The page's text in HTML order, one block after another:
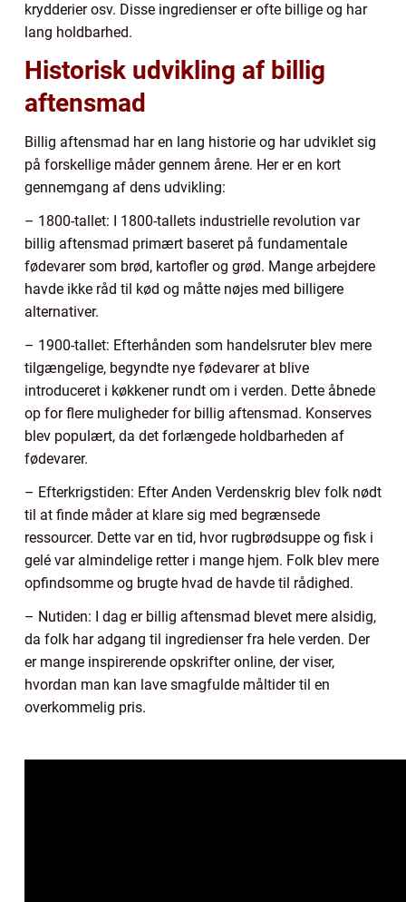
krydderier osv. Disse ingredienser er ofte billige og har
lang holdbarhed.
Historisk udvikling af billig
aftensmad
Billig aftensmad har en lang historie og har udviklet sig
på forskellige måder gennem årene. Her er en kort
gennemgang af dens udvikling:
– 1800-tallet: I 1800-tallets industrielle revolution var
billig aftensmad primært baseret på fundamentale
fødevarer som brød, kartofler og grød. Mange arbejdere
havde ikke råd til kød og måtte nøjes med billigere
alternativer.
– 1900-tallet: Efterhånden som handelsruter blev mere
tilgængelige, begyndte nye fødevarer at blive
introduceret i køkkener rundt om i verden. Dette åbnede
op for flere muligheder for billig aftensmad. Konserves
blev populært, da det forlængede holdbarheden af
fødevarer.
– Efterkrigstiden: Efter Anden Verdenskrig blev folk nødt
til at finde måder at klare sig med begrænsede
ressourcer. Dette var en tid, hvor rugbrødsuppe og fisk i
gelé var almindelige retter i mange hjem. Folk blev mere
opfindsomme og brugte hvad de havde til rådighed.
– Nutiden: I dag er billig aftensmad blevet mere alsidig,
da folk har adgang til ingredienser fra hele verden. Der
er mange inspirerende opskrifter online, der viser,
hvordan man kan lave smagfulde måltider til en
overkommelig pris.